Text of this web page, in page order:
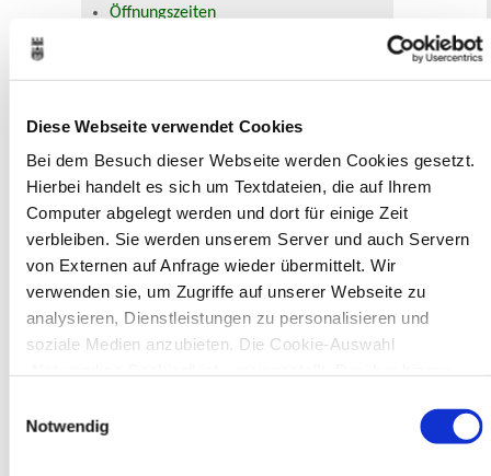
Diese Webseite verwendet Cookies
Bei dem Besuch dieser Webseite werden Cookies gesetzt.
Hierbei handelt es sich um Textdateien, die auf Ihrem
Computer abgelegt werden und dort für einige Zeit
verbleiben. Sie werden unserem Server und auch Servern
von Externen auf Anfrage wieder übermittelt. Wir
verwenden sie, um Zugriffe auf unserer Webseite zu
analysieren, Dienstleistungen zu personalisieren und
soziale Medien anzubieten. Die Cookie-Auswahl
(USA) mit unzureichendem Datenschutzniveau verarbeiten.
Notwendig
Öffnungszeiten
Ausweisstatus
Veranstaltungskalender
August 2026
Mo
Di Mi Do Fr Sa
So
1
2
3
4 5 6 7 8
9
17
18 19 20 21 22
23
25 26 27 28 29
30